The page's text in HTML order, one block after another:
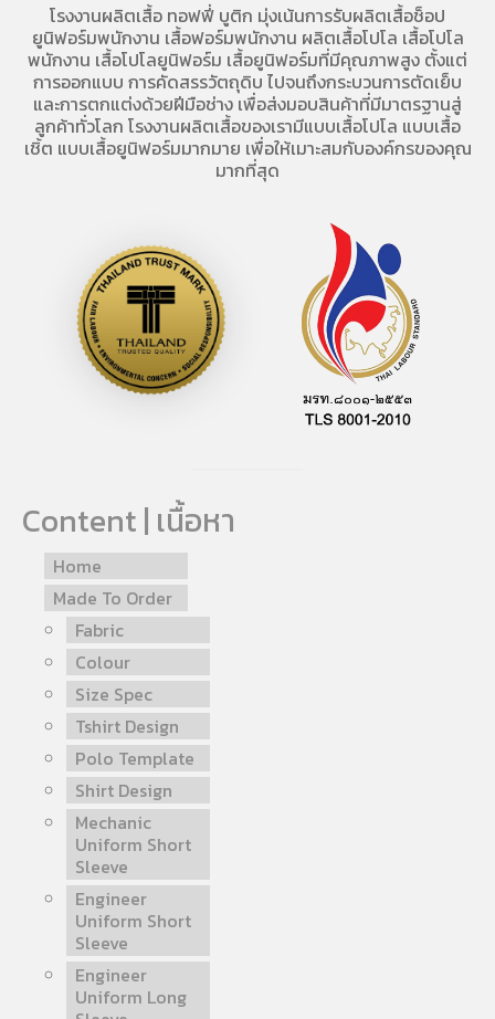
โรงงานผลิตเสื้อ ทอฟฟี่ บูติก มุ่งเน้นการรับผลิตเสื้อช็อป
ยูนิฟอร์มพนักงาน เสื้อฟอร์มพนักงาน ผลิตเสื้อโปโล เสื้อโปโล
พนักงาน เสื้อโปโลยูนิฟอร์ม เสื้อยูนิฟอร์มที่มีคุณภาพสูง ตั้งแต่
การออกแบบ การคัดสรรวัตถุดิบ ไปจนถึงกระบวนการตัดเย็บ
และการตกแต่งด้วยฝีมือช่าง เพื่อส่งมอบสินค้าที่มีมาตรฐานสู่
ลูกค้าทั่วโลก โรงงานผลิตเสื้อของเรามีแบบเสื้อโปโล แบบเสื้อ
เชิ้ต แบบเสื้อยูนิฟอร์มมากมาย เพื่อให้เมาะสมกับองค์กรของคุณ
มากที่สุด
Content | เนื้อหา
Home
Made To Order
Fabric
Colour
Size Spec
Tshirt Design
Polo Template
Shirt Design
Mechanic
Uniform Short
Sleeve
Engineer
Uniform Short
Sleeve
Engineer
Uniform Long